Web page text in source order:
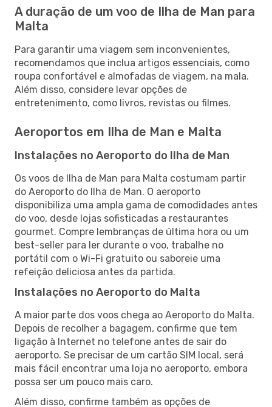
A duração de um voo de Ilha de Man para
Malta
Para garantir uma viagem sem inconvenientes,
recomendamos que inclua artigos essenciais, como
roupa confortável e almofadas de viagem, na mala.
Além disso, considere levar opções de
entretenimento, como livros, revistas ou filmes.
Aeroportos em Ilha de Man e Malta
Instalações no Aeroporto do Ilha de Man
Os voos de Ilha de Man para Malta costumam partir
do Aeroporto do Ilha de Man. O aeroporto
disponibiliza uma ampla gama de comodidades antes
do voo, desde lojas sofisticadas a restaurantes
gourmet. Compre lembranças de última hora ou um
best-seller para ler durante o voo, trabalhe no
portátil com o Wi-Fi gratuito ou saboreie uma
refeição deliciosa antes da partida.
Instalações no Aeroporto do Malta
A maior parte dos voos chega ao Aeroporto do Malta.
Depois de recolher a bagagem, confirme que tem
ligação à Internet no telefone antes de sair do
aeroporto. Se precisar de um cartão SIM local, será
mais fácil encontrar uma loja no aeroporto, embora
possa ser um pouco mais caro.
Além disso, confirme também as opções de